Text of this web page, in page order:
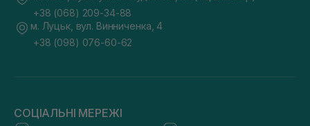
+38 (068) 209-34-88
м. Луцьк, вул. Винниченка, 4
+38 (098) 076-60-62
СОЦІАЛЬНІ МЕРЕЖІ